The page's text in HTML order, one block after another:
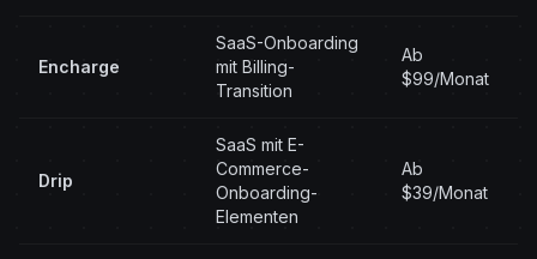
Encharge
SaaS-Onboarding
mit Billing-
Transition
Ab
$99/Monat
Drip
SaaS mit E-
Commerce-
Onboarding-
Elementen
Ab
$39/Monat